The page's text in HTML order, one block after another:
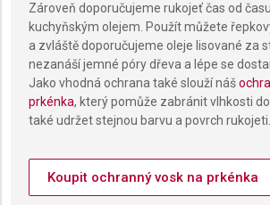
Zároveň doporučujeme rukojeť čas od
kuchyňským olejem. Použít můžete
a zvláště doporučujeme oleje lisované za
nezanáší jemné póry dřeva a lépe se
Jako vhodná ochrana také slouží náš
prkénka, který pomůže zabránit vlhkosti
také udržet stejnou barvu a povrch rukojeti.
Koupit ochranný vosk na prkénka
Necessary
Performance
Functional
Advertising